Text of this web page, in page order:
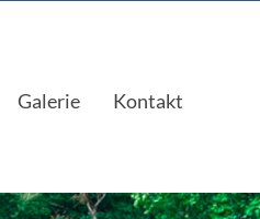
Galerie Kontakt